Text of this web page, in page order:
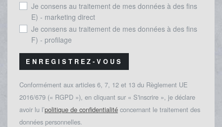
Je consens au traitement de mes données à des fins
E) - marketing direct
Je consens au traitement de mes données à des fins
F) - profilage
ENREGISTREZ-VOUS
Conformément aux articles 6, 7, 12 et 13 du Règlement UE
2016/679 (« RGPD »), en cliquant sur « S'inscrire », je déclare
avoir lu l’politique de confidentialité concernant le traitement des
données personnelles.